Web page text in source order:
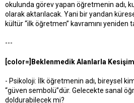
okulunda görev yapan öğretmenin adı,
olarak aktarılacak. Yani bir yandan
kültür “ilk öğretmen” kavramını yeniden
---
[color=]Beklenmedik Alanlarla
- Psikoloji: İlk öğretmenin adı, bireysel
“güven sembolü”dür. Gelecekte sanal
doldurabilecek mi?